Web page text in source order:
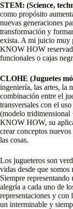
STEM: (Science,
como propósito
nuevas generaciones
transformación y
exista. A mi juicio muy
KNOW HOW
funcionales o cajas
CLOHE (Juguetes
ingeniería, las artes, la
combinación entre el
transversales con el
(modelo tridimensional
KNOW HOW, su
crear conceptos
las cosas.
Los jugueteros son
vidas desde que
Siempre
alegría a cada uno de
representaciones y con
un interminable y